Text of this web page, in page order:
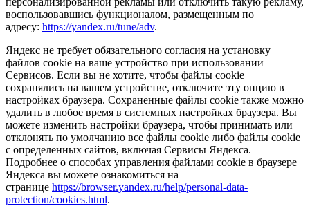
воспользовавшись функционалом, размещенным по
адресу: https://yandex.ru/tune/adv.
Яндекс не требует обязательного согласия на установку
файлов cookie на ваше устройство при использовании
Сервисов. Если вы не хотите, чтобы файлы cookie
сохранялись на вашем устройстве, отключите эту опцию в
настройках браузера. Сохраненные файлы cookie также можно
удалить в любое время в системных настройках браузера. Вы
можете изменить настройки браузера, чтобы принимать или
отклонять по умолчанию все файлы cookie либо файлы cookie
с определенных сайтов, включая Сервисы Яндекса.
Подробнее о способах управления файлами cookie в браузере
Яндекса вы можете ознакомиться на
странице https://browser.yandex.ru/help/personal-data-
protection/cookies.html.